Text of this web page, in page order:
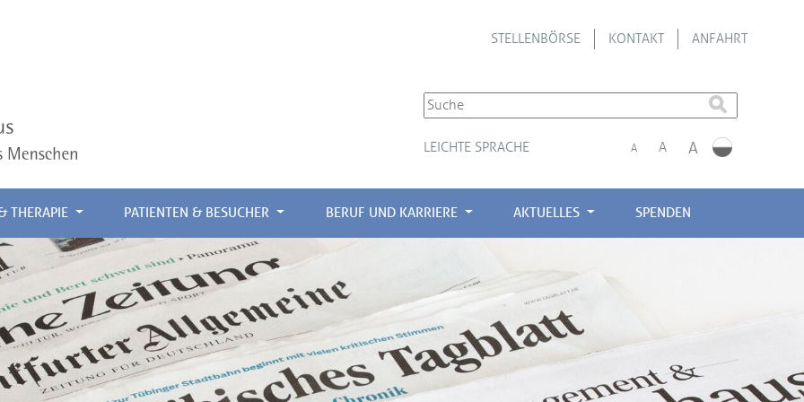
STELLENBÖRSE
KONTAKT ANFAHRT
LEICHTE SPRACHE A A A
THERAPIE PATIENTEN & BESUCHER BERUF UND KARRIERE AKTUELLES SPENDEN